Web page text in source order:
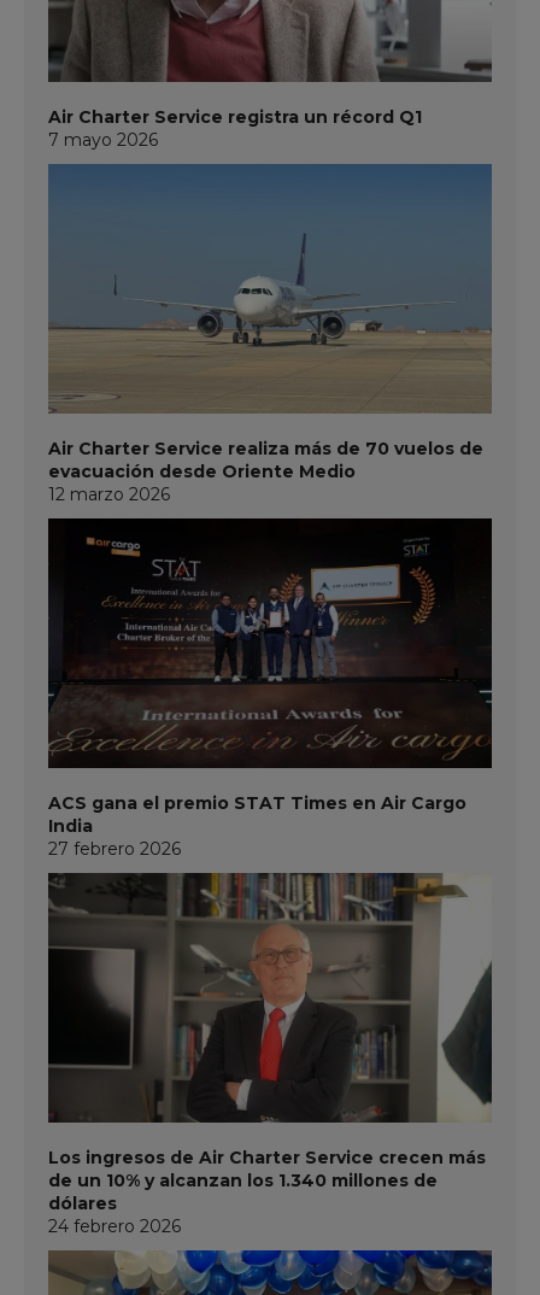
Air Charter Service registra un récord Q1
7 mayo 2026
Air Charter Service realiza más de 70 vuelos de
evacuación desde Oriente Medio
12 marzo 2026
ACS gana el premio STAT Times en Air Cargo
India
27 febrero 2026
Los ingresos de Air Charter Service crecen más
de un 10% y alcanzan los 1.340 millones de
dólares
24 febrero 2026